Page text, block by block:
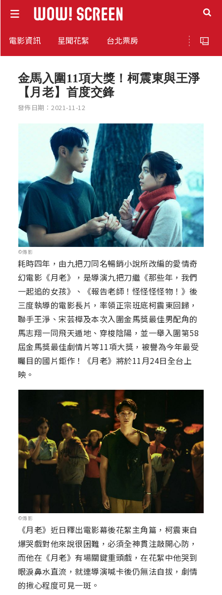
電影資訊 星聞花絮 台北票房
金馬入圍11項大獎！柯震東與王淨
【月老】首度交鋒
發佈日期：2021-11-12
©傳影
耗時四年，由九把刀同名暢銷小說所改編的愛情奇
幻電影《月老》，是導演九把刀繼《那些年，我們
一起追的女孩》、《報告老師！怪怪怪怪物！》後
三度執導的電影長片，率領正宗班底柯震東回歸，
聯手王淨、宋芸樺及本次入圍金馬獎最佳男配角的
馬志翔一同飛天遁地、穿梭陰陽，並一舉入圍第58
屆金馬獎最佳劇情片等11項大獎，被譽為今年最受
矚目的國片鉅作！《月老》將於11月24日全台上
映。
©傳影
《月老》近日釋出電影幕後花絮主角篇，柯震東自
爆哭戲對他來說很困難，必須全神貫注敲開心防，
而他在《月老》有場關鍵重頭戲，在花絮中他哭到
眼淚鼻水直流，就連導演喊卡後仍無法自拔，劇情
的揪心程度可見一斑。